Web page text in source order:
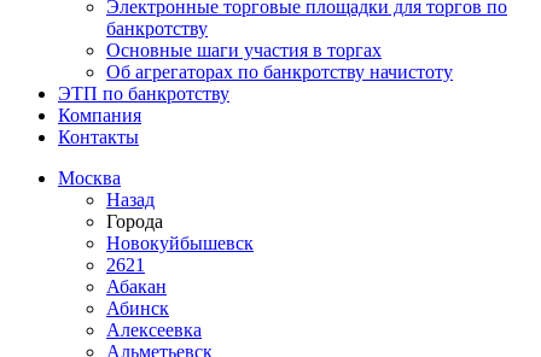
Электронные торговые площадки для торгов по
банкротству
Основные шаги участия в торгах
Об агрегаторах по банкротству начистоту
ЭТП по банкротству
Компания
Контакты
Москва
Назад
Города
Новокуйбышевск
2621
Абакан
Абинск
Алексеевка
Альметьевск